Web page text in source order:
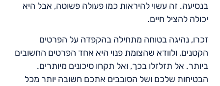
בנסיעה. זה עשוי להיראות כמו פעולה פשוטה, אבל היא
יכולה להציל חיים.
זכרו, נהיגה בטוחה מתחילה בהקפדה על הפרטים
הקטנים, ולוודא שהצומת פנוי היא אחד הפרטים החשובים
ביותר. אל תזלזלו בכך, ואל תקחו סיכונים מיותרים.
הבטיחות שלכם ושל הסובבים אתכם חשובה יותר מכל